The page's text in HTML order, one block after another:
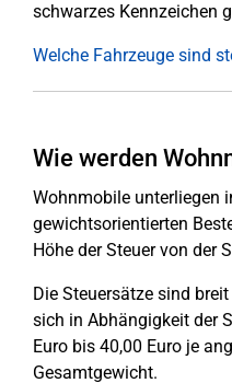
schwarzes Kennzeichen
Welche Fahrzeuge sind
Wie werden
Wohnmobile unterliegen
gewichtsorientierten
Höhe der Steuer von der
Die Steuersätze sind
sich in Abhängigkeit der
Euro bis 40,00 Euro je
Gesamtgewicht.